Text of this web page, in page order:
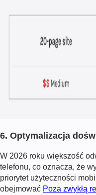
6. Optymalizacja
W 2026 roku większość
telefonu, co oznacza, że
priorytet użyteczności
obejmować Poza zwykłą